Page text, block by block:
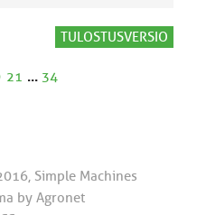
TULOSTUSVERSIO
21 ... 34
, Simple Machines
by Agronet